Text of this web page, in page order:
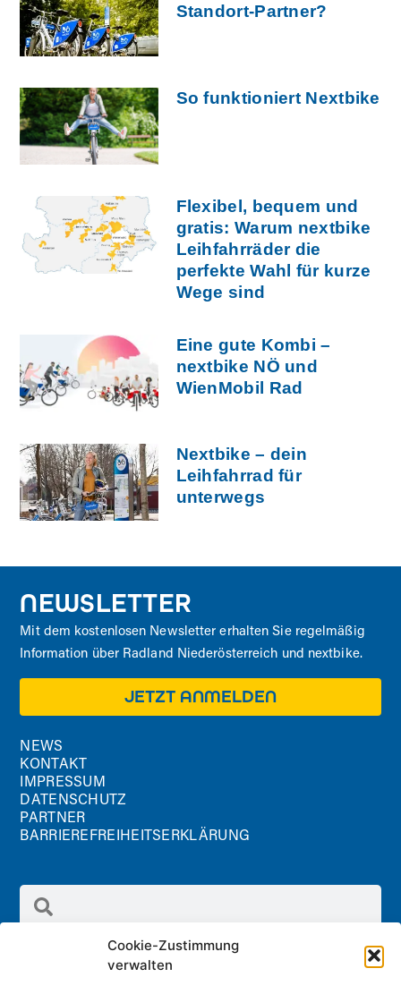
Cookie-Zustimmung
verwalten
Standort-Partner?
So funktioniert Nextbike
Flexibel, bequem und
gratis: Warum nextbike
Leihfahrräder die
perfekte Wahl für kurze
Wege sind
Eine gute Kombi –
nextbike NÖ und
WienMobil Rad
Nextbike – dein
Leihfahrrad für
unterwegs
NEWSLETTER
Mit dem kostenlosen Newsletter erhalten Sie regelmäßig
Information über Radland Niederösterreich und nextbike.
JETZT ANMELDEN
NEWS
KONTAKT
IMPRESSUM
DATENSCHUTZ
PARTNER
BARRIEREFREIHEITSERKLÄRUNG